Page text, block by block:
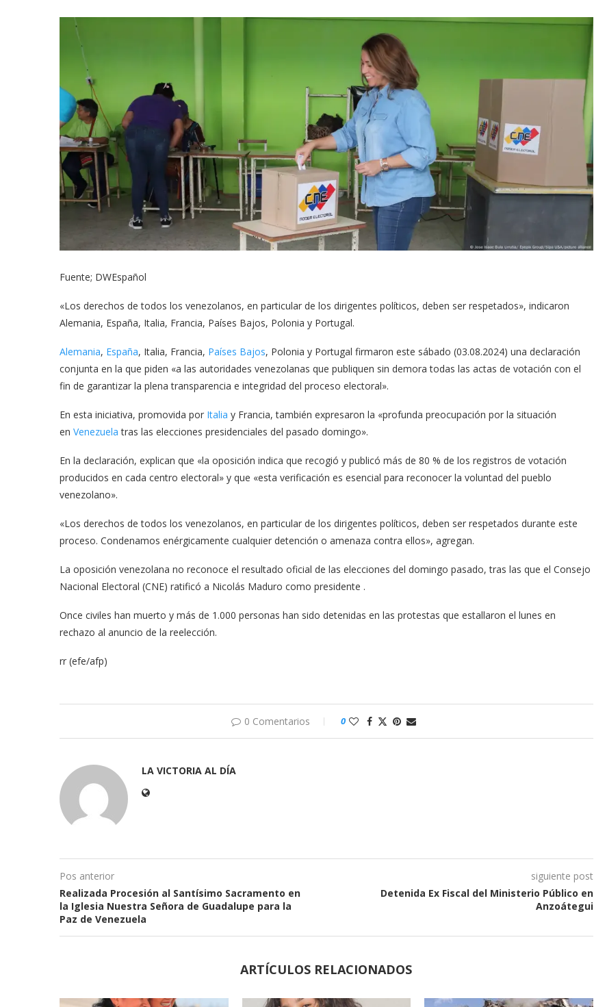
Fuente; DWEspañol
«Los derechos de todos los venezolanos, en particular de los dirigentes políticos, deben ser respetados», indicaron
Alemania, España, Italia, Francia, Países Bajos, Polonia y Portugal.
Alemania, España, Italia, Francia, Países Bajos, Polonia y Portugal firmaron este sábado (03.08.2024) una declaración
conjunta en la que piden «a las autoridades venezolanas que publiquen sin demora todas las actas de votación con el
fin de garantizar la plena transparencia e integridad del proceso electoral».
En esta iniciativa, promovida por Italia y Francia, también expresaron la «profunda preocupación por la situación
en Venezuela tras las elecciones presidenciales del pasado domingo».
En la declaración, explican que «la oposición indica que recogió y publicó más de 80 % de los registros de votación
producidos en cada centro electoral» y que «esta verificación es esencial para reconocer la voluntad del pueblo
venezolano».
«Los derechos de todos los venezolanos, en particular de los dirigentes políticos, deben ser respetados durante este
proceso. Condenamos enérgicamente cualquier detención o amenaza contra ellos», agregan.
La oposición venezolana no reconoce el resultado oficial de las elecciones del domingo pasado, tras las que el Consejo
Nacional Electoral (CNE) ratificó a Nicolás Maduro como presidente .
Once civiles han muerto y más de 1.000 personas han sido detenidas en las protestas que estallaron el lunes en
rechazo al anuncio de la reelección.
rr (efe/afp)
0 Comentarios 0
LA VICTORIA AL DÍA
Pos anterior
Realizada Procesión al Santísimo Sacramento en
la Iglesia Nuestra Señora de Guadalupe para la
Paz de Venezuela
siguiente post
Detenida Ex Fiscal del Ministerio Público en
Anzoátegui
ARTÍCULOS RELACIONADOS